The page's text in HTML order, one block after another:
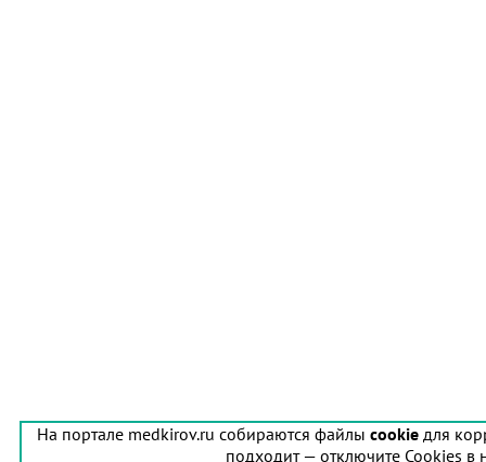
На портале medkirov.ru собираются файлы cookie для
подходит — отключите Cookies в